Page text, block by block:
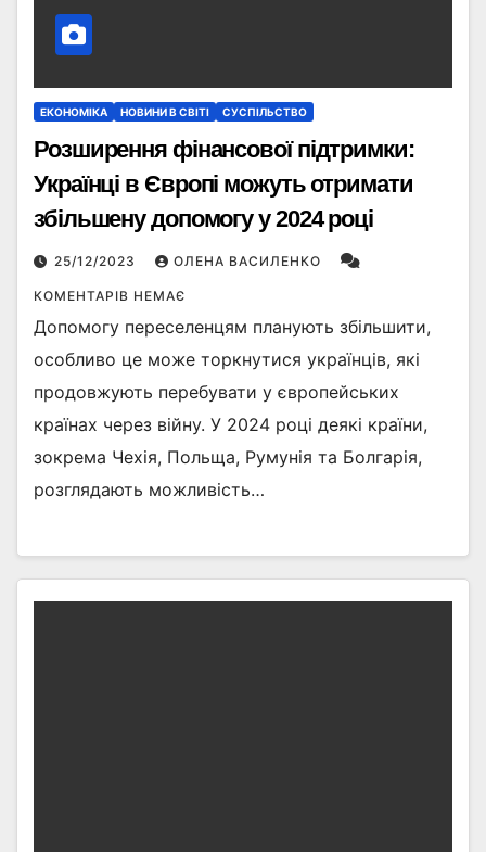
ЕКОНОМІКА НОВИНИ В СВІТІ СУСПІЛЬСТВО
Розширення фінансової підтримки:
Українці в Європі можуть отримати
збільшену допомогу у 2024 році
25/12/2023 ОЛЕНА ВАСИЛЕНКО
КОМЕНТАРІВ НЕМАЄ
Допомогу переселенцям планують збільшити,
особливо це може торкнутися українців, які
продовжують перебувати у європейських
країнах через війну. У 2024 році деякі країни,
зокрема Чехія, Польща, Румунія та Болгарія,
розглядають можливість…